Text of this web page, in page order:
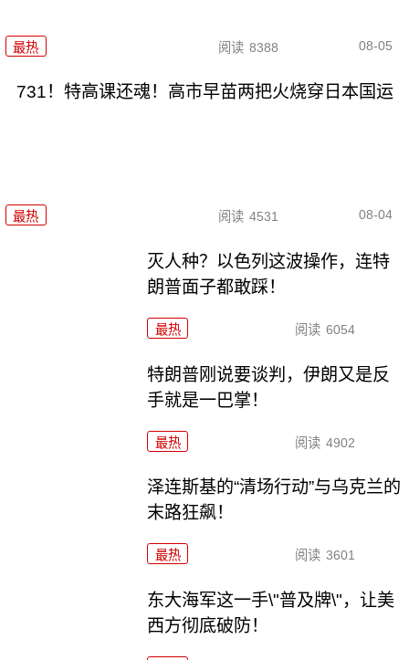
最热 阅读 8388 08-05
731！特高课还魂！高市早苗两把火烧穿日本国运
最热 阅读 4531 08-04
灭人种？以色列这波操作，连特
朗普面子都敢踩！
最热 阅读 6054
特朗普刚说要谈判，伊朗又是反
手就是一巴掌！
最热 阅读 4902
泽连斯基的“清场行动”与乌克兰的
末路狂飙！
最热 阅读 3601
东大海军这一手\"普及牌\"，让美
西方彻底破防！